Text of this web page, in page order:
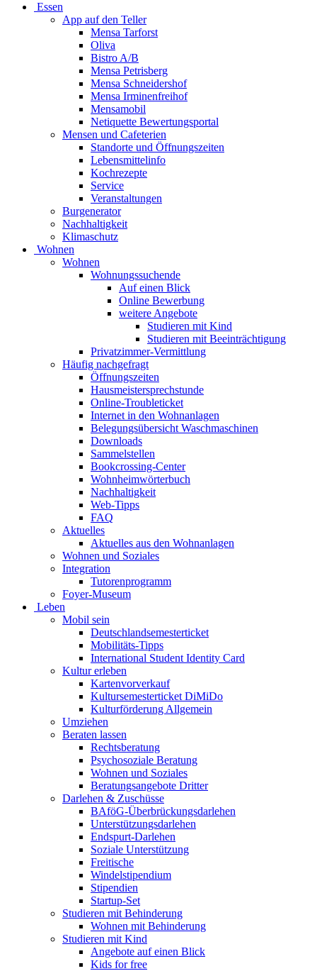
Essen
App auf den Teller
Mensa Tarforst
Oliva
Bistro A/B
Mensa Petrisberg
Mensa Schneidershof
Mensa Irminenfreihof
Mensamobil
Netiquette Bewertungsportal
Mensen und Cafeterien
Standorte und Öffnungszeiten
Lebensmittelinfo
Kochrezepte
Service
Veranstaltungen
Burgenerator
Nachhaltigkeit
Klimaschutz
Wohnen
Wohnen
Wohnungssuchende
Auf einen Blick
Online Bewerbung
weitere Angebote
Studieren mit Kind
Studieren mit Beeinträchtigung
Privatzimmer-Vermittlung
Häufig nachgefragt
Öffnungszeiten
Hausmeistersprechstunde
Online-Troubleticket
Internet in den Wohnanlagen
Belegungsübersicht Waschmaschinen
Downloads
Sammelstellen
Bookcrossing-Center
Wohnheimwörterbuch
Nachhaltigkeit
Web-Tipps
FAQ
Aktuelles
Aktuelles aus den Wohnanlagen
Wohnen und Soziales
Integration
Tutorenprogramm
Foyer-Museum
Leben
Mobil sein
Deutschlandsemesterticket
Mobilitäts-Tipps
International Student Identity Card
Kultur erleben
Kartenvorverkauf
Kultursemesterticket DiMiDo
Kulturförderung Allgemein
Umziehen
Beraten lassen
Rechtsberatung
Psychosoziale Beratung
Wohnen und Soziales
Beratungsangebote Dritter
Darlehen & Zuschüsse
BAföG-Überbrückungsdarlehen
Unterstützungsdarlehen
Endspurt-Darlehen
Soziale Unterstützung
Freitische
Windelstipendium
Stipendien
Startup-Set
Studieren mit Behinderung
Wohnen mit Behinderung
Studieren mit Kind
Angebote auf einen Blick
Kids for free